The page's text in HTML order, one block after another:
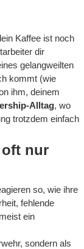
Kaffee ist noch
dir
gelangweilten
kommt (wie
ihm, deinem
Alltag, wo
trotzdem einfach
oft nur
so, wie ihre
fehlende
ein
sondern als